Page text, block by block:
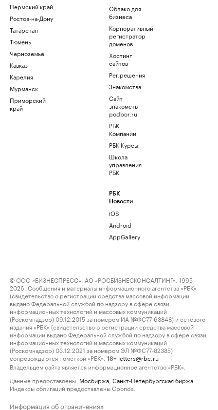
Пермский край
Ростов-на-Дону
Татарстан
Тюмень
Черноземье
Кавказ
Карелия
Мурманск
Приморский
край
Облако для
бизнеса
Корпоративный
регистратор
доменов
Хостинг
сайтов
Рег.решения
Знакомства
Сайт
знакомств
podbor.ru
РБК
Компании
РБК Курсы
Школа
управления
РБК
РБК
Новости
iOS
Android
AppGallery
© ООО «БИЗНЕСПРЕСС», АО «РОСБИЗНЕСКОНСАЛТИНГ», 1995–
2026. Сообщения и материалы информационного агентства «РБК»
(свидетельство о регистрации средства массовой информации
выдано Федеральной службой по надзору в сфере связи,
информационных технологий и массовых коммуникаций
(Роскомнадзор) 09.12.2015 за номером ИА №ФС77-63848) и сетевого
издания «РБК» (свидетельство о регистрации средства массовой
информации выдано Федеральной службой по надзору в сфере связи,
информационных технологий и массовых коммуникаций
(Роскомнадзор) 03.12.2021 за номером ЭЛ №ФС77-82385)
сопровождаются пометкой «РБК».
18+ letters@rbc.ru
Владельцем сайта является информационное агентство «РБК».
Данные предоставлены: Мосбиржа Санкт-Петербургская биржа
Индексы облигаций предоставлены Cbonds.
Информация об ограничениях